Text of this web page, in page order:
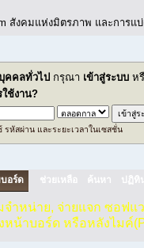
คคลทั่วไป กรุณา เข้าสู่ระบบ ห
ช้งาน?
รหัสผ่าน และระยะเวลาในเซสชั่น
บอร์ด ช่วยเหลือ ค้นหา ปฏิทิ
จำหน่าย, จ่ายแจก ซอฟแ
หน้าบอร์ด หรือหลังไมค์